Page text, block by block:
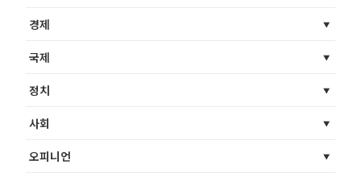
경제
국제
정치
사회
오피니언